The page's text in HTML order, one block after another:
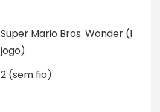
Super Mario Bros. Wonder (1
jogo)
2 (sem fio)